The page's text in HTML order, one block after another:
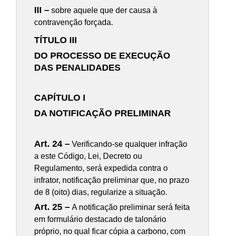
III – sobre aquele que der causa à
contravenção forçada.
TÍTULO III
DO PROCESSO DE EXECUÇÃO
DAS PENALIDADES
CAPÍTULO I
DA NOTIFICAÇÃO PRELIMINAR
Art. 24 – Verificando-se qualquer infração
a este Código, Lei, Decreto ou
Regulamento, será expedida contra o
infrator, notificação preliminar que, no prazo
de 8 (oito) dias, regularize a situação.
Art. 25 – A notificação preliminar será feita
em formulário destacado de talonário
próprio, no qual ficar cópia a carbono, com